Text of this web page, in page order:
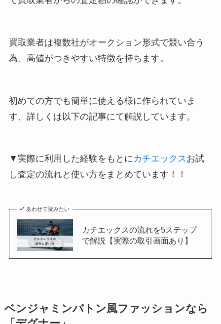
買取業者は複数社がオークション形式で競い合う
為、高値がつきやすい特徴を持ちます。
初めての方でも簡単に使える様に作られていま
す、詳しくは以下の記事にて解説しています。
▼実際に利用した経験をもとにカチエックスお試
し査定の流れと使い方をまとめています！！
あわせて読みたい
カチエックスの流れを5ステップ
で解説【実際の取引画面あり】
ベンジャミンバトン風ファッションなら